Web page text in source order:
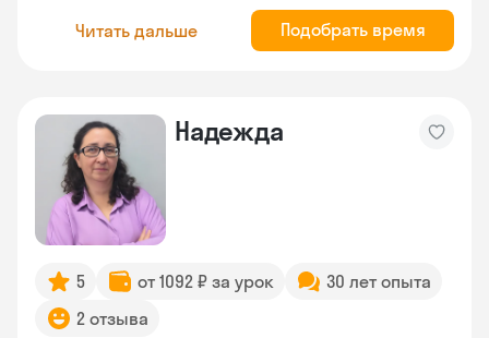
Читать дальше Подобрать время
Надежда
5 от 1092 ₽ за урок
30 лет опыта
2 отзыва